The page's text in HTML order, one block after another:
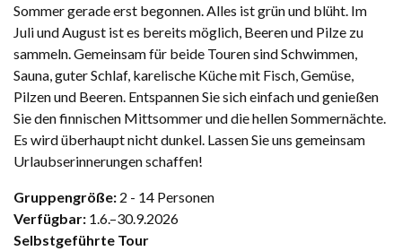
Sommer gerade erst begonnen. Alles ist grün und blüht. Im
Juli und August ist es bereits möglich, Beeren und Pilze zu
sammeln. Gemeinsam für beide Touren sind Schwimmen,
Sauna, guter Schlaf, karelische Küche mit Fisch, Gemüse,
Pilzen und Beeren. Entspannen Sie sich einfach und genießen
Sie den finnischen Mittsommer und die hellen Sommernächte.
Es wird überhaupt nicht dunkel. Lassen Sie uns gemeinsam
Urlaubserinnerungen schaffen!
Gruppengröße: 2 - 14 Personen
Verfügbar: 1.6.–30.9.2026
Selbstgeführte Tour